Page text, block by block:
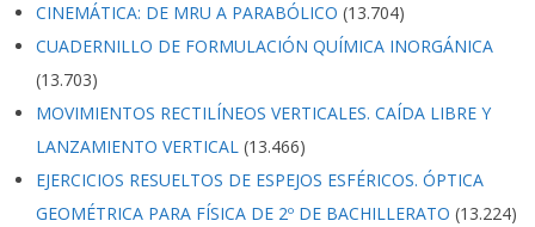
CINEMÁTICA: DE MRU A PARABÓLICO (13.704)
CUADERNILLO DE FORMULACIÓN QUÍMICA INORGÁNICA
(13.703)
MOVIMIENTOS RECTILÍNEOS VERTICALES. CAÍDA LIBRE Y
LANZAMIENTO VERTICAL (13.466)
EJERCICIOS RESUELTOS DE ESPEJOS ESFÉRICOS. ÓPTICA
GEOMÉTRICA PARA FÍSICA DE 2º DE BACHILLERATO (13.224)